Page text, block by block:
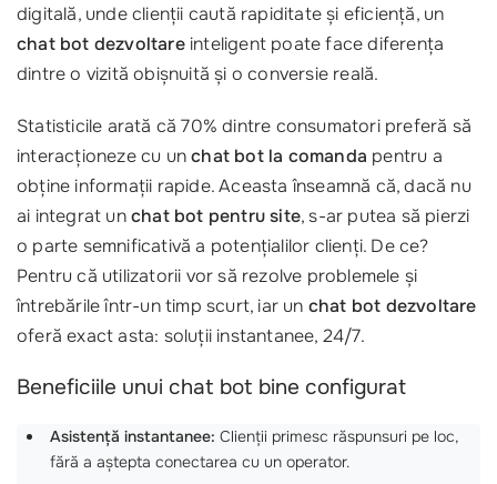
digitală, unde clienții caută rapiditate și eficiență, un
chat bot dezvoltareinteligent poate face diferența
dintre o vizită obișnuită și o conversie reală.
Statisticile arată că 70% dintre consumatori preferă să
interacționeze cu unchat bot la comanda pentru a
obține informații rapide. Aceasta înseamnă că, dacă nu
ai integrat unchat bot pentru site, s-ar putea să pierzi
o parte semnificativă a potențialilor clienți. De ce?
Pentru că utilizatorii vor să rezolve problemele și
întrebările într-un timp scurt, iar un chat bot dezvoltare
oferă exact asta: soluții instantanee, 24/7.
Beneficiile unui chat bot bine configurat
Asistență instantanee: Clienții primesc răspunsuri pe loc,
fără a aștepta conectarea cu un operator.